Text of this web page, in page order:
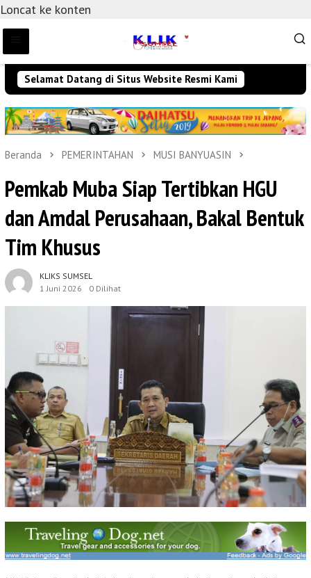
Loncat ke konten
Selamat Datang di Situs Website Resmi Kami
Beranda PEMERINTAHAN MUSI BANYUASIN
Pemkab Muba Siap Tertibkan HGU
dan Amdal Perusahaan, Bakal Bentuk
Tim Khusus
KLIKS SUMSEL
1 Juni 2026
0 Dilihat